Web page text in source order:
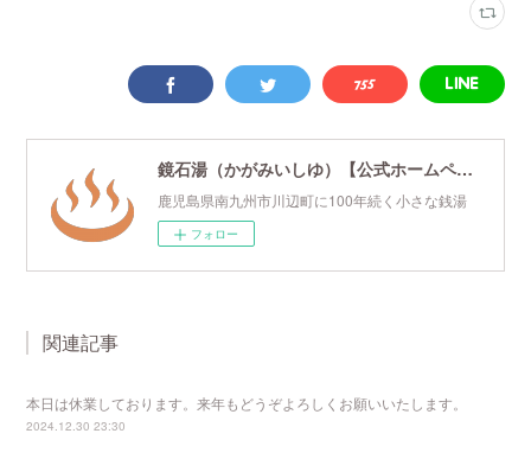
鏡石湯（かがみいしゆ）【公式ホームページ】
鹿児島県南九州市川辺町に100年続く小さな銭湯
フォロー
関連記事
本日は休業しております。来年もどうぞよろしくお願いいたします。
2024.12.30 23:30